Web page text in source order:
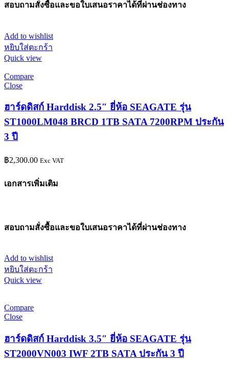
สอบถามสั่งซื้อและขอใบเสนอราคาได้ที่ผ่านช่องทาง
Add to wishlist
หยิบใส่ตะกร้า
Quick view
Compare
Close
ฮาร์ดดิสก์ Harddisk 2.5″ ยี่ห้อ SEAGATE รุ่น
ST1000LM048 BRCD 1TB SATA 7200RPM ประกัน
3 ปี
฿2,300.00 Exc VAT
เอกสารเพิ่มเติม
สอบถามสั่งซื้อและขอใบเสนอราคาได้ที่ผ่านช่องทาง
Add to wishlist
หยิบใส่ตะกร้า
Quick view
Compare
Close
ฮาร์ดดิสก์ Harddisk 3.5″ ยี่ห้อ SEAGATE รุ่น
ST2000VN003 IWF 2TB SATA ประกัน 3 ปี